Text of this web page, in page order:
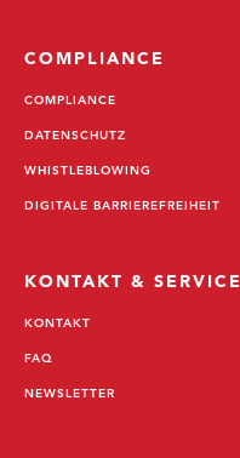
COMPLIANCE
COMPLIANCE
DATENSCHUTZ
WHISTLEBLOWING
DIGITALE BARRIEREFREIHEIT
KONTAKT & SERVICE
KONTAKT
FAQ
NEWSLETTER